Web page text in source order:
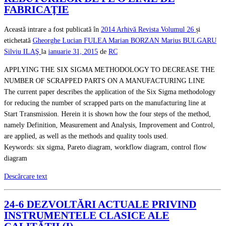
FABRICAŢIE
Această intrare a fost publicată în 2014 Arhivă Revista Volumul 26 și
etichetată Gheorghe Lucian FULEA Marian BORZAN Marius BULGARU
Silviu ILAŞ la ianuarie 31, 2015 de RC
APPLYING THE SIX SIGMA METHODOLOGY TO DECREASE THE
NUMBER OF SCRAPPED PARTS ON A MANUFACTURING LINE
The current paper describes the application of the Six Sigma methodology
for reducing the number of scrapped parts on the manufacturing line at
Start Transmission. Herein it is shown how the four steps of the method,
namely Definition, Measurement and Analysis, Improvement and Control,
are applied, as well as the methods and quality tools used.
Keywords: six sigma, Pareto diagram, workflow diagram, control flow
diagram
Descărcare text
24-6 DEZVOLTĂRI ACTUALE PRIVIND
INSTRUMENTELE CLASICE ALE